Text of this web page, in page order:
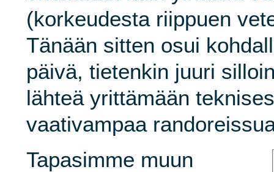
(korkeudesta riippuen
Tänään sitten osui
päivä, tietenkin juuri
lähteä yrittämään
vaativampaa
Tapasimme muun